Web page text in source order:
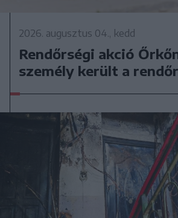
2026. augusztus 04., kedd
Rendőrségi akció
személy került a